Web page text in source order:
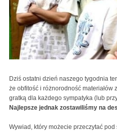
Dziś ostatni dzień naszego tygodnia
że obfitość i różnorodność materiałów
gratką dla każdego sympatyka (lub
Najlepsze jednak zostawiliśmy na
Wywiad, który możecie przeczytać